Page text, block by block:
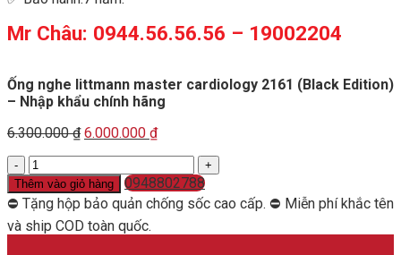
Mr Châu: 0944.56.56.56 – 19002204
Ống nghe littmann master cardiology 2161 (Black Edition)
– Nhập khẩu chính hãng
6.300.000₫ Original
6.300.000 ₫.
6.000.000 ₫Current
6.000.000 ₫.
Ống
nghe
littmann
master
cardiology
Thêm vào giỏ hàng
0948802788
⛔ Tặng hộp bảo quản chống sốc cao cấp. ⛔ Miễn phí khắc tên
và ship COD toàn quốc.